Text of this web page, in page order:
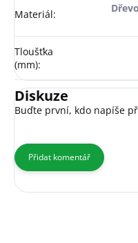
Materiál:
Tloušťka
(mm):
Diskuze
Buďte první, kdo napíše
Přidat komentář